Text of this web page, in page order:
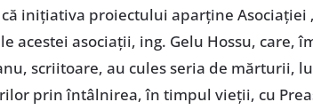
inițiativa proiectului aparține Asociației
acestei asociații, ing. Gelu Hossu, care,
scriitoare, au cules seria de mărturii,
prin întâlnirea, în timpul vieții, cu